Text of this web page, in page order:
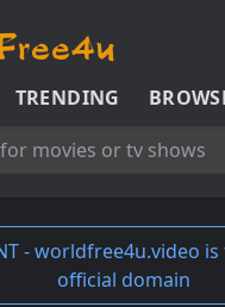
TRENDING
- worldfree4u.video
official domain